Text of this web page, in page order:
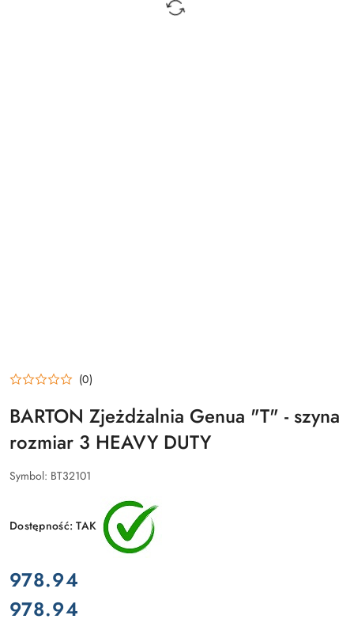
(0)
BARTON Zjeżdżalnia Genua "T" - szyna
rozmiar 3 HEAVY DUTY
Symbol: BT32101
Dostępność:TAK
cena:
978.94
Cena:
978.94